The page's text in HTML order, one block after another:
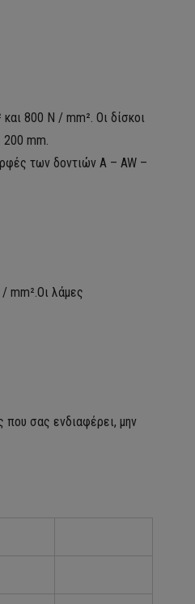
800 N / mm². Οι δίσκοι
200 mm.
των δοντιών A – AW –
mm².Οι λάμες
που σας ενδιαφέρει, μην